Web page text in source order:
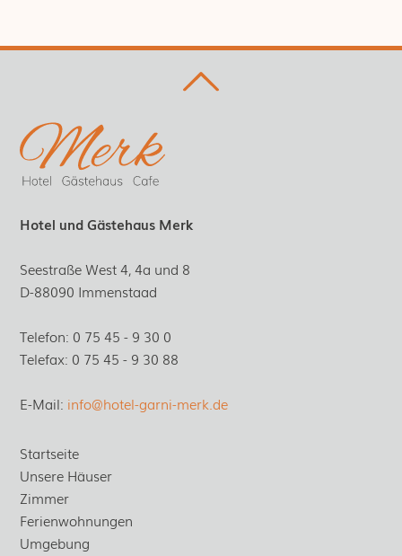
Hotel und Gästehaus Merk
Seestraße West 4, 4a und 8
D-88090 Immenstaad
Telefon: 0 75 45 - 9 30 0
Telefax: 0 75 45 - 9 30 88
E-Mail: info@hotel-garni-merk.de
Startseite
Unsere Häuser
Zimmer
Ferienwohnungen
Umgebung